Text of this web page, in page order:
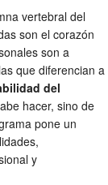
vertebral del
son el corazón
son a
que diferencian a
del
hacer, sino de
pone un
y